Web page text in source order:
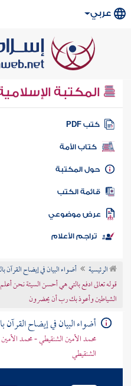
عربي
المكتبة
كتب PDF
كتاب الأمة
المكتبة
الكتب
موضوعي
تراجم الأعلام
الرئيسية أضواء البيان في إيضاح القرآن
قوله تعالى ادفع بالتي هي أحسن السيئة نحن
الشياطين وأعوذ بك رب أن يحضرون
أضواء البيان في إيضاح القرآن
محمد الأمين الشنقيطي - محمد
الشنقيطي